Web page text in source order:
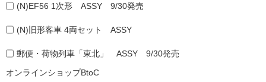
(N)EF56 1次形 ASSY 9/30発売
(N)旧形客車 4両セット ASSY
郵便・荷物列車「東北」 ASSY 9/30発売
オンラインショップBtoC